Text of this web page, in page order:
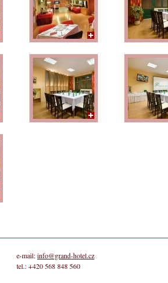
e-mail:info@grand-hotel.cz
tel.: +420 568 848 560